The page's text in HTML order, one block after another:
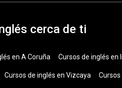
cerca de ti
en A Coruña Cursos de inglés en
Cursos de inglés en Vizcaya